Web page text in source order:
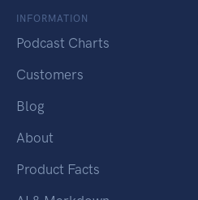
INFORMATION
Podcast Charts
Customers
Blog
About
Product Facts